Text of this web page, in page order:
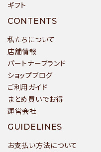
ギフト
CONTENTS
私たちについて
店舗情報
パートナーブランド
ショップブログ
ご利用ガイド
まとめ買いでお得
運営会社
GUIDELINES
お支払い方法について